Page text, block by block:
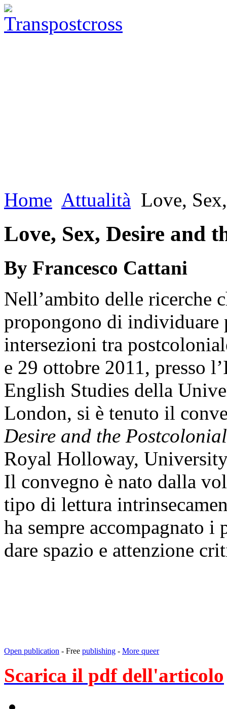
Home Attualità Love,
Love, Sex, Desire and
By Francesco Cattani
Nell’ambito delle ricerche
propongono di individuare
intersezioni tra
e 29 ottobre 2011, presso
English Studies della
London, si è tenuto il
Desire and the Postcolonial
Royal Holloway,
Il convegno è nato dalla
tipo di lettura
ha sempre accompagnato
dare spazio e attenzione
Open publication - Free publishing - More queer
Scarica il pdf dell'articolo